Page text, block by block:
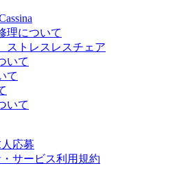
理について
トレスレスチェア
いて
て
いて
応募
サービス利用規約